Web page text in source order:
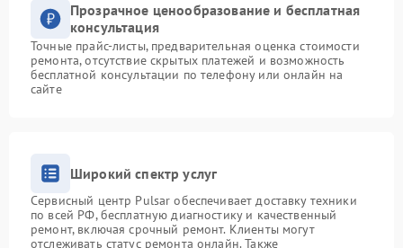
Прозрачное ценообразование и бесплатная
консультация
Точные прайс-листы, предварительная оценка стоимости
ремонта, отсутствие скрытых платежей и возможность
бесплатной консультации по телефону или онлайн на
сайте
Широкий спектр услуг
Сервисный центр Pulsar обеспечивает доставку техники
по всей РФ, бесплатную диагностику и качественный
ремонт, включая срочный ремонт. Клиенты могут
отслеживать статус ремонта онлайн. Также